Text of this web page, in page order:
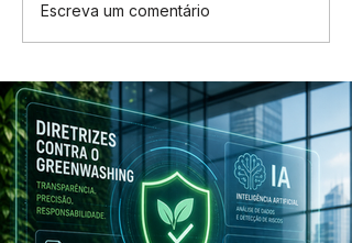
Escreva um comentário